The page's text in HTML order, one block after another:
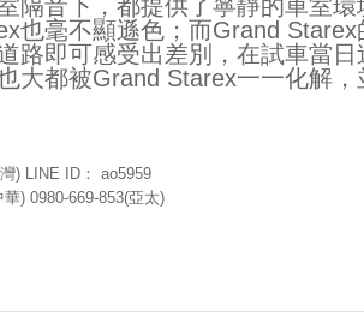
隔音下，都提供了寧靜的車室
也毫不顯遜色；而Grand
路即可感受出差別，在試車當
大都被Grand Starex一一化解
) LINE ID： ao5959
) 0980-669-853(亞太)